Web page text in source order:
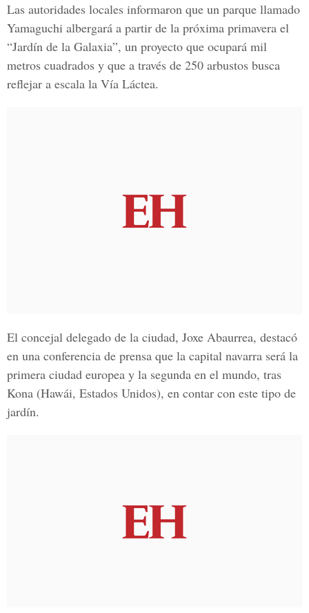
Las autoridades locales informaron que un parque llamado
Yamaguchi albergará a partir de la próxima primavera el
“Jardín de la Galaxia”, un proyecto que ocupará mil
metros cuadrados y que a través de 250 arbustos busca
reflejar a escala la Vía Láctea.
El concejal delegado de la ciudad, Joxe Abaurrea, destacó
en una conferencia de prensa que la capital navarra será la
primera ciudad europea y la segunda en el mundo, tras
Kona (Hawái, Estados Unidos), en contar con este tipo de
jardín.